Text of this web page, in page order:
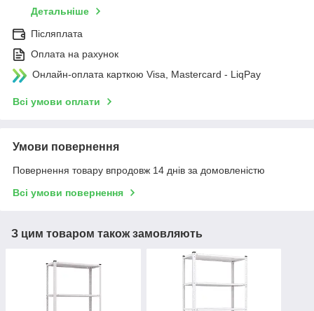
Детальніше
Післяплата
Оплата на рахунок
Онлайн-оплата карткою Visa, Mastercard - LiqPay
Всі умови оплати
Умови повернення
Повернення товару впродовж 14 днів за домовленістю
Всі умови повернення
З цим товаром також замовляють